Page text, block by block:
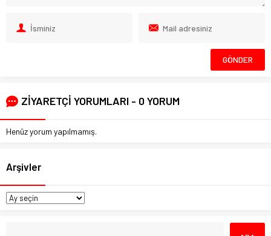
ZİYARETÇİ YORUMLARI - 0 YORUM
Henüz yorum yapılmamış.
Arşivler